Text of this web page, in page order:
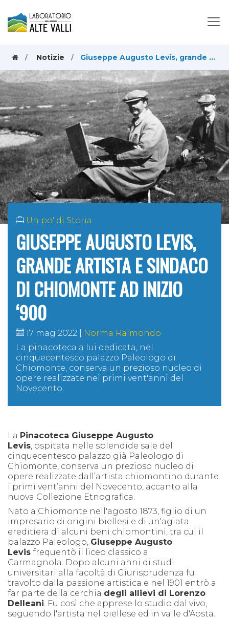
Notizie Giuseppe Augusto Levis, grande artista e sindaco di Chiomonte ad inizio ‘900
Un po' di Storia
GIUSEPPE AUGUSTO LEVIS,
GRANDE ARTISTA E SINDACO
DI CHIOMONTE AD INIZIO
‘900
17 mag 2022
Norma Raimondo
La pinacoteca a lui dedicata, nel
cinquecentesco palazzo Paleologo di
Chiomonte, conserva un prezioso nucleo di
opere realizzate nei primi vent'anni del
Novecento.
La Pinacoteca Giuseppe Augusto
Levis ospitata nelle splendide sale del
cinquecentesco palazzo già Paleologo di
Chiomonte, conserva un prezioso nucleo di
opere realizzate dall’artista chiomontino durante
i primi vent’anni del Novecento, accanto alla
nuova Collezione Etnografica.
Nato a Chiomonte nell'agosto 1873, figlio di un
impresario di origini biellesi e di un'agiata
ereditiera di alcuni beni chiomontini, tra cui il
palazzo Paleologo, Giuseppe Augusto
Levis frequentò il liceo classico a
Carmagnola. Dopo alcuni anni di studi
universitari alla facoltà di Giurisprudenza fu
travolto dalla passione artistica e nel 1901 entrò a
far parte della cerchia degli allievi di Lorenzo
Delleani . Fu così che apprese lo studio dal vivo,
seguendo l'artista nel biellese ed in valle d'Aosta.